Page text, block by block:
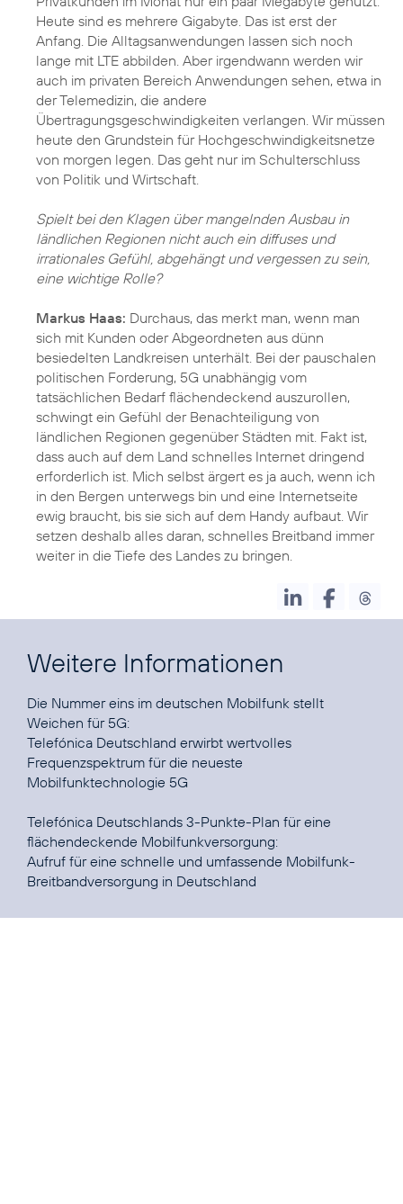
Heute sind es mehrere Gigabyte. Das ist erst der
Anfang. Die Alltagsanwendungen lassen sich noch
lange mit LTE abbilden. Aber irgendwann werden wir
auch im privaten Bereich Anwendungen sehen, etwa in
der Telemedizin, die andere
Übertragungsgeschwindigkeiten verlangen. Wir müssen
heute den Grundstein für Hochgeschwindigkeitsnetze
von morgen legen. Das geht nur im Schulterschluss
von Politik und Wirtschaft.
Spielt bei den Klagen über mangelnden Ausbau in
ländlichen Regionen nicht auch ein diffuses und
irrationales Gefühl, abgehängt und vergessen zu sein,
eine wichtige Rolle?
Markus Haas: Durchaus, das merkt man, wenn man
sich mit Kunden oder Abgeordneten aus dünn
besiedelten Landkreisen unterhält. Bei der pauschalen
politischen Forderung, 5G unabhängig vom
tatsächlichen Bedarf flächendeckend auszurollen,
schwingt ein Gefühl der Benachteiligung von
ländlichen Regionen gegenüber Städten mit. Fakt ist,
dass auch auf dem Land schnelles Internet dringend
erforderlich ist. Mich selbst ärgert es ja auch, wenn ich
in den Bergen unterwegs bin und eine Internetseite
ewig braucht, bis sie sich auf dem Handy aufbaut. Wir
setzen deshalb alles daran, schnelles Breitband immer
weiter in die Tiefe des Landes zu bringen.
Weitere Informationen
Die Nummer eins im deutschen Mobilfunk stellt
Telefónica Deutschland erwirbt wertvolles
Frequenzspektrum für die neueste
Mobilfunktechnologie 5G
Telefónica Deutschlands 3-Punkte-Plan für eine
Aufruf für eine schnelle und umfassende Mobilfunk-
Breitbandversorgung in Deutschland